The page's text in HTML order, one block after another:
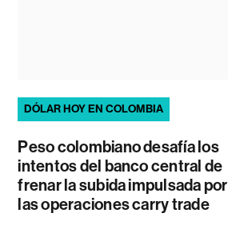
DÓLAR HOY EN COLOMBIA
Peso colombiano desafía los
intentos del banco central de
frenar la subida impulsada por
las operaciones carry trade